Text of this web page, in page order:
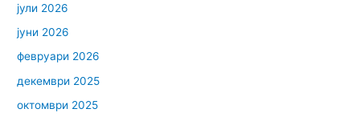
јули 2026
јуни 2026
февруари 2026
декември 2025
октомври 2025